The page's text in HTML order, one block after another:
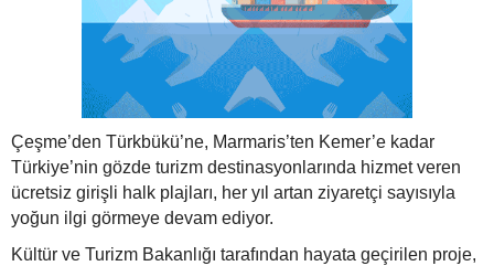
Çeşme’den Türkbükü’ne, Marmaris’ten Kemer’e kadar
Türkiye’nin gözde turizm destinasyonlarında hizmet veren
ücretsiz girişli halk plajları, her yıl artan ziyaretçi sayısıyla
yoğun ilgi görmeye devam ediyor.
Kültür ve Turizm Bakanlığı tarafından hayata geçirilen proje,